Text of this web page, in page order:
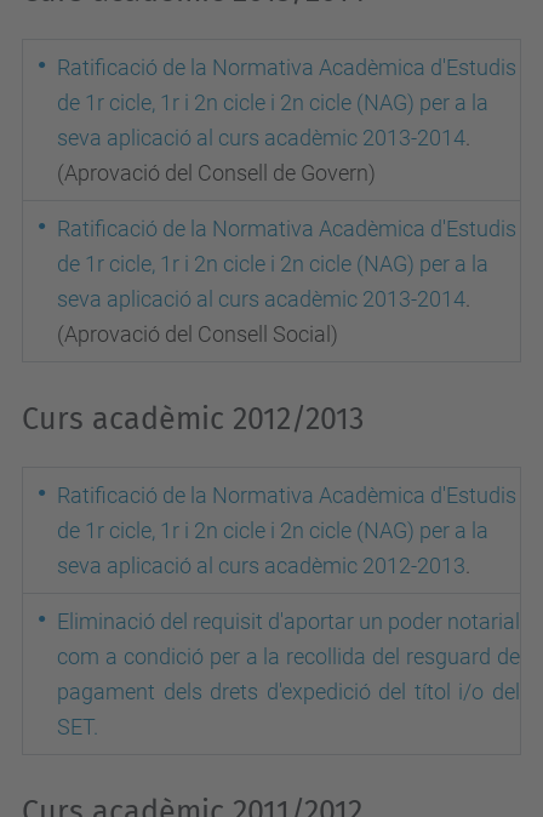
Ratificació de la Normativa Acadèmica d'Estudis
de 1r cicle, 1r i 2n cicle i 2n cicle (NAG) per a la
seva aplicació al curs acadèmic 2013-2014
(Aprovació del Consell de Govern)
Ratificació de la Normativa Acadèmica d'Estudis
de 1r cicle, 1r i 2n cicle i 2n cicle (NAG) per a la
seva aplicació al curs acadèmic 2013-2014
(Aprovació del Consell Social)
Curs acadèmic 2012/2013
Ratificació de la Normativa Acadèmica d'Estudis
de 1r cicle, 1r i 2n cicle i 2n cicle (NAG) per a la
seva aplicació al curs acadèmic 2012-2013
Eliminació del requisit d'aportar un poder notarial
com a condició per a la recollida del resguard de
pagament dels drets d'expedició del títol i/o del
SET.